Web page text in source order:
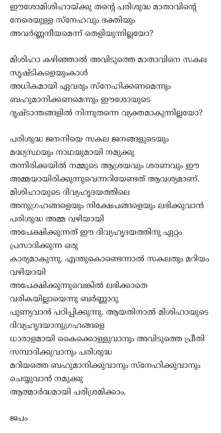
ഈശോമിശിഹായ്ക്കു തന്‍റെ പരിശുദ്ധ മാതാവിന്‍റെ
നേരെയുള്ള സ്നേഹവും ഭക്തിയും
അവര്‍ണ്ണനീയമെന്ന് തെളിയുന്നില്ലയോ?
മിശിഹാ കഴിഞ്ഞാല്‍ അവിടുത്തെ മാതാവിനെ സകല‍
സൃഷ്ടികളെയുംകാള്‍‍
അധികമായി ഏവരും സ്നേഹിക്കണമെന്നും
ബഹുമാനിക്കണമെന്നും ഈശോയുടെ
ദൃഷ്ടാന്തങ്ങളില്‍ നിന്നുതന്നെ വ്യക്തമാകുന്നില്ലയോ?
പരിശുദ്ധ ജനനിയെ സകല ജനങ്ങളുടെയും
മദ്ധ്യസ്ഥയും നാഥയുമായി നമുക്കു
തന്നിരിക്കയില്‍ നമ്മുടെ ആശ്രയവും ശരണവും ഈ
അമ്മയായിരിക്കുന്നുവെന്നറിയേണ്ടത് ആവശ്യമാണ്‌.
മിശിഹായുടെ ദിവ്യഹൃദയത്തിലെ
അനുഗ്രഹങ്ങളെയും നിക്ഷേപങ്ങളെയും ലഭിക്കുവാന്‍
പരിശുദ്ധ അമ്മ വഴിയായി
അപേക്ഷിക്കുന്നത് ഈ ദിവ്യഹൃദയത്തിനു ഏറ്റം
പ്രസാദിക്കുന്ന ഒരു
കാര്യമാകുന്നു. എന്തുകൊണ്ടെന്നാല്‍ സകലതും മറിയം
വഴിയായി
അപേക്ഷിക്കുന്നുവെങ്കില്‍ ലഭിക്കാതെ
വരികയില്ലായെന്നു ബര്‍ണ്ണാദു
പുണ്യവാന്‍ പഠിപ്പിക്കുന്നു. ആയതിനാല്‍ മിശിഹായുടെ
ദിവ്യഹൃദയാനുഗ്രഹങ്ങളെ
ധാരാളമായി കൈക്കൊള്ളുവാനും അവിടുത്തെ പ്രീതി
സമ്പാദിക്കുവാനും പരിശുദ്ധ
മറിയത്തെ ബഹുമാനിക്കുവാനും സ്നേഹിക്കുവാനും
ചെയ്യുവാന്‍ നമുക്കു
ആത്മാര്‍ദ്ധമായി പരിശ്രമിക്കാം.
ജപം